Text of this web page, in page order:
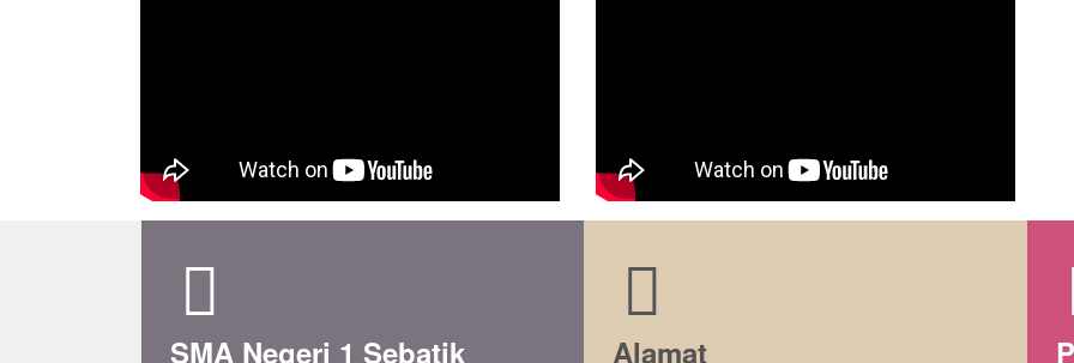
SMA Negeri 1 Sebatik Alamat